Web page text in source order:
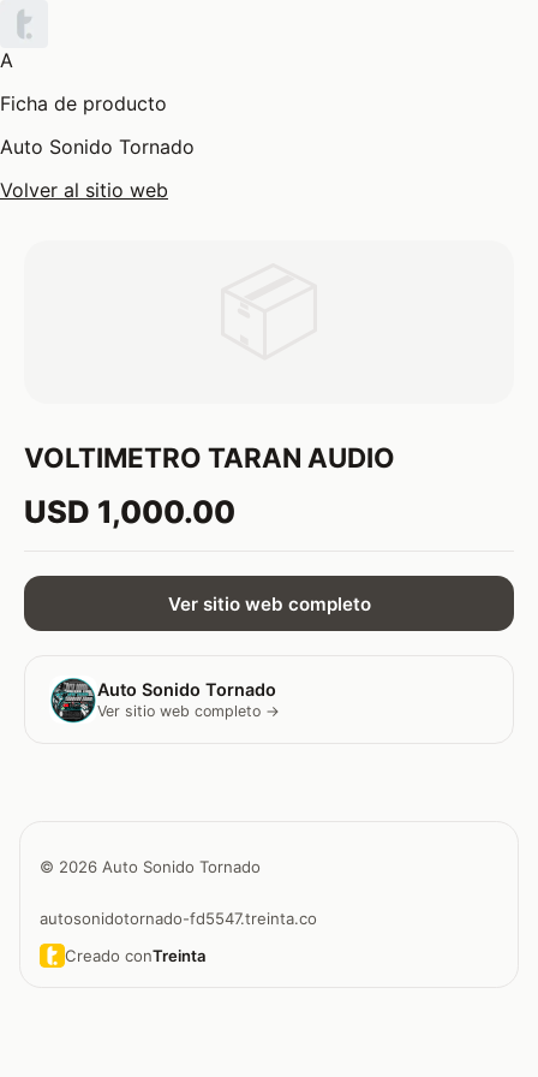
A
Ficha de producto
Auto Sonido Tornado
Volver al sitio web
VOLTIMETRO TARAN AUDIO
USD 1,000.00
Ver sitio web completo
Auto Sonido Tornado
Ver sitio web completo →
© 2026 Auto Sonido Tornado
autosonidotornado-fd5547.treinta.co
Creado conTreinta